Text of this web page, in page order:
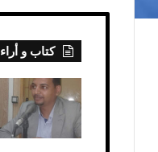
كتاب و أراء